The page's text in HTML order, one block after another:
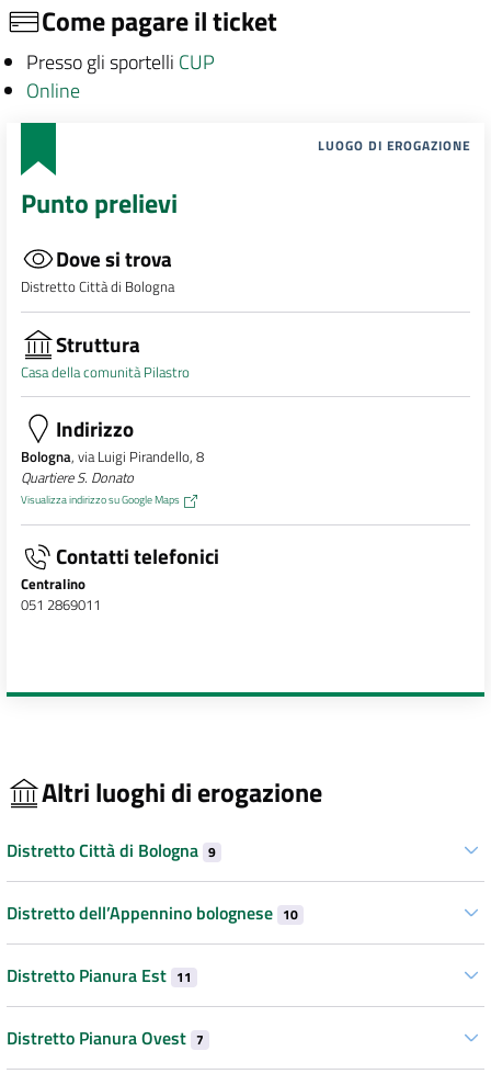
Come pagare il ticket
Presso gli sportelli CUP
Online
LUOGO DI EROGAZIONE
Punto prelievi
Dove si trova
Distretto Città di Bologna
Struttura
Casa della comunità Pilastro
Indirizzo
Bologna, via Luigi Pirandello, 8
Quartiere S. Donato
Visualizza indirizzo su Google Maps
Contatti telefonici
Centralino
051 2869011
Altri luoghi di erogazione
Distretto Città di Bologna 9
Distretto dell’Appennino bolognese 10
Distretto Pianura Est 11
Distretto Pianura Ovest 7